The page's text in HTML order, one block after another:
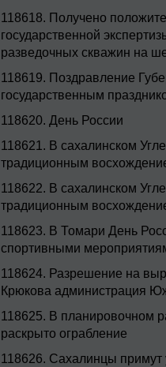
118618. Получено
государственной
разведочных скважин на
118619. Поздравление
государственным
118620. День России
118621. В сахалинском
традиционным
118622. В сахалинском
традиционным
118623. В Томари День
спортивными
118624. Разрешение на
Крюкова администрация
118625. В планировочном
раскрыто ограбление
118626. Сахалинцы примут